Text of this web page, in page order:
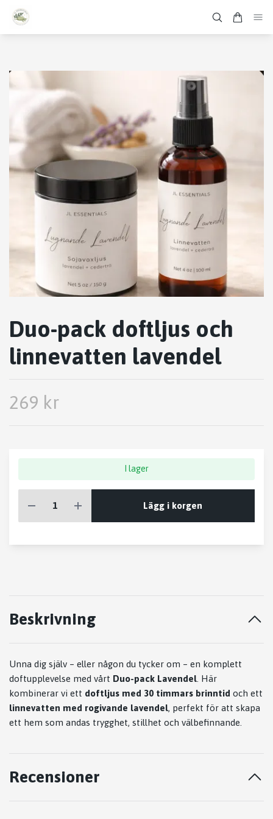
Duo-pack doftljus och
linnevatten lavendel
269 kr
I lager
Lägg i korgen
Beskrivning
Unna dig själv – eller någon du tycker om – en komplett
doftupplevelse med vårt Duo-pack Lavendel . Här
kombinerar vi ett doftljus med 30 timmars brinntid och ett
linnevatten med rogivande lavendel, perfekt för att skapa
ett hem som andas trygghet, stillhet och välbefinnande.
Recensioner